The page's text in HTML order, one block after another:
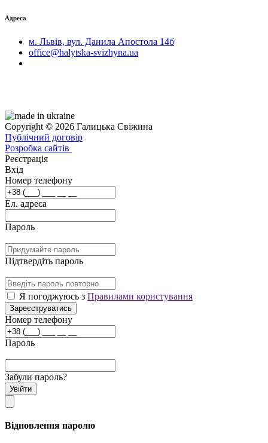
Адреса
м. Львів, вул. Данила Апостола 14б
office@halytska-svizhyna.ua
Copyright © 2026 Галицька Свіжина
Публічний договір
Розробка сайтів
Реєстрація
Вхід
Номер телефону
Ел. адреса
Пароль
Підтвердіть пароль
Я погоджуюсь з Правилами користування
Зареєструватись
Номер телефону
Пароль
Забули пароль?
Увійти
Відновлення паролю